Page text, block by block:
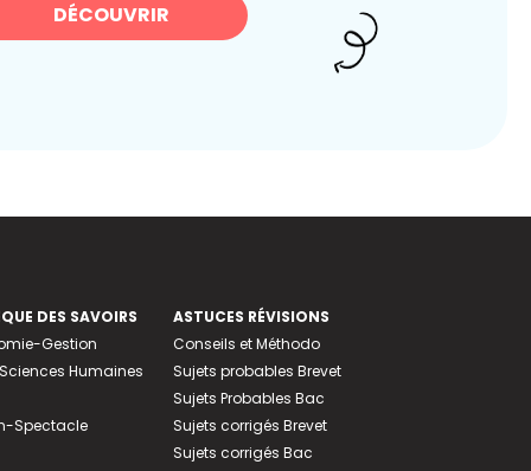
DÉCOUVRIR
DES SAVOIRS
Gestion
Humaines
Spectacle
ASTUCES RÉVISIONS
Conseils et Méthodo
Sujets probables Brevet
Sujets Probables Bac
Sujets corrigés Brevet
Sujets corrigés Bac